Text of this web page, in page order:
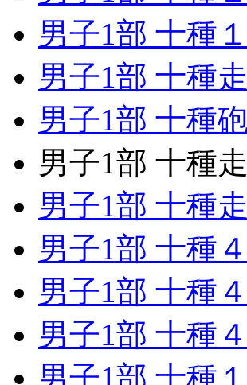
男子1部 十種
男子1部 十種
男子1部 十種
男子1部 十種
男子1部 十種
男子1部 十種
男子1部 十種
男子1部 十種
男子1部 十種